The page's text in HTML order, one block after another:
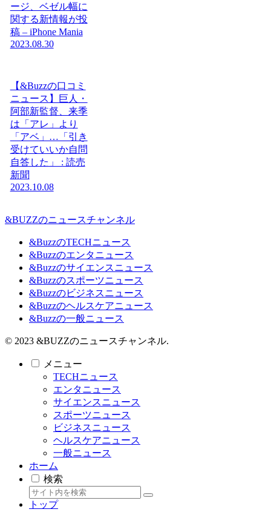
ージ、ベゼル幅に
関する新情報が投
稿 – iPhone Mania
2023.08.30
【&Buzzの口コミ
ニュース】巨人・
阿部新監督、来季
は「アレ」より
「アベ」…「引き
受けていいか自問
自答した」 : 読売
新聞
2023.10.08
&BUZZのニュースチャンネル
&BuzzのTECHニュース
&Buzzのエンタニュース
&Buzzのサイエンスニュース
&Buzzのスポーツニュース
&Buzzのビジネスニュース
&Buzzのヘルスケアニュース
&Buzzの一般ニュース
© 2023 &BUZZのニュースチャンネル.
メニュー
TECHニュース
エンタニュース
サイエンスニュース
スポーツニュース
ビジネスニュース
ヘルスケアニュース
一般ニュース
ホーム
検索
トップ